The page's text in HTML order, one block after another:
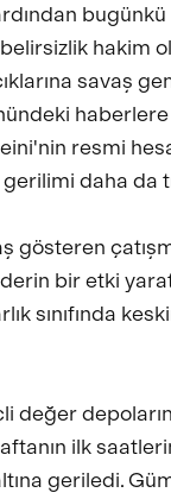
bugünkü
belirsizlik hakim
savaş
resmi
daha da
gösteren
bir etki
sınıfında
değer
ilk
geriledi.